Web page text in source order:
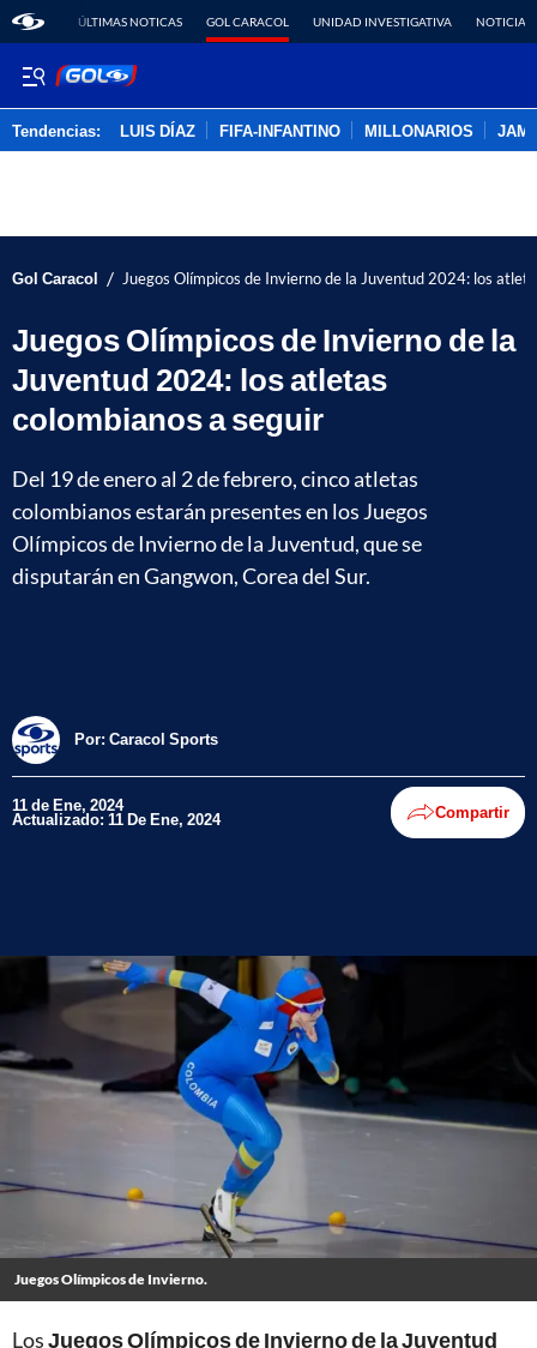
ÚLTIMAS NOTICAS GOL CARACOL UNIDAD INVESTIGATIVA NOTICIAS
Tendencias: LUIS DÍAZ FIFA-INFANTINO MILLONARIOS
Gol Caracol / Juegos Olímpicos de Invierno de la Juventud 2024: los
Juegos Olímpicos de Invierno de la
Juventud 2024: los atletas
colombianos a seguir
Del 19 de enero al 2 de febrero, cinco atletas
colombianos estarán presentes en los Juegos
Olímpicos de Invierno de la Juventud, que se
disputarán en Gangwon, Corea del Sur.
Por: Caracol Sports
11 de Ene, 2024
Actualizado: 11 De Ene, 2024 Compartir
Juegos Olímpicos de Invierno.
LosJuegos Olímpicos de Invierno de la Juventud